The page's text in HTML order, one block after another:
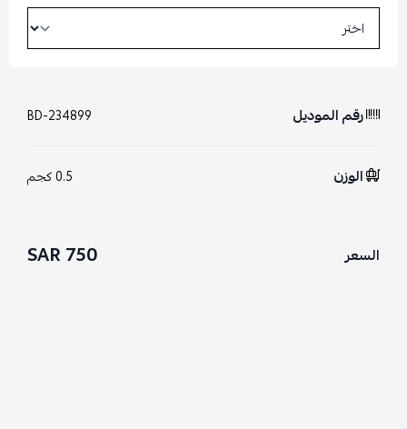
رقم الموديل BD-234899
الوزن 0.5 كجم
السعر 750 SAR